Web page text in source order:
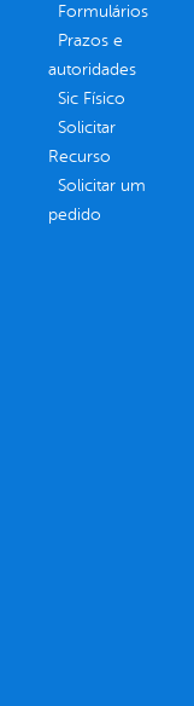
Formulários
Prazos e
autoridades
Sic Físico
Solicitar
Recurso
Solicitar um
pedido